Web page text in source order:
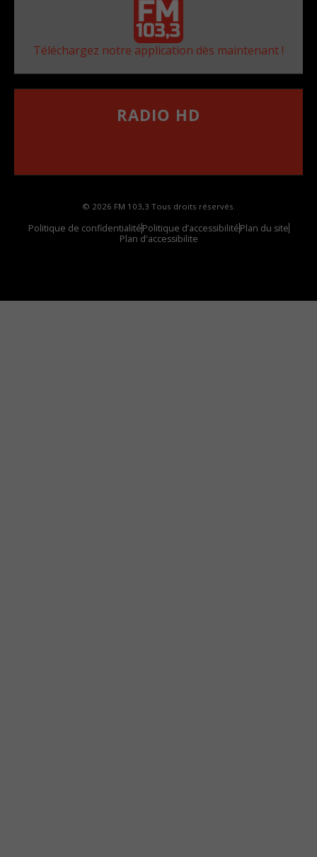
Téléchargez notre application dès maintenant !
RADIO HD
© 2026 FM 103,3 Tous droits réservés.
Politique de confidentialitéPolitique d’accessibilitéPlan du site
Plan d'accessibilite